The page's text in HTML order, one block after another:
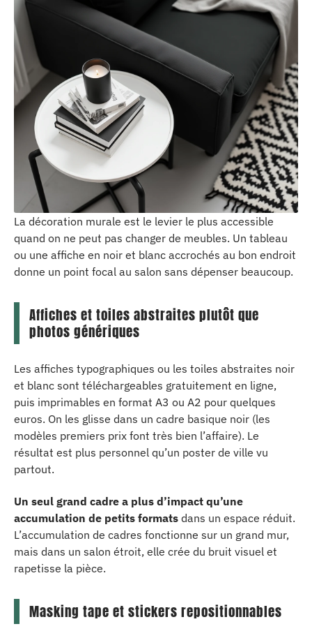
La décoration murale est le levier le plus accessible
quand on ne peut pas changer de meubles. Un tableau
ou une affiche en noir et blanc accrochés au bon endroit
donne un point focal au salon sans dépenser beaucoup.
Affiches et toiles abstraites plutôt que
photos génériques
Les affiches typographiques ou les toiles abstraites noir
et blanc sont téléchargeables gratuitement en ligne,
puis imprimables en format A3 ou A2 pour quelques
euros. On les glisse dans un cadre basique noir (les
modèles premiers prix font très bien l’affaire). Le
résultat est plus personnel qu’un poster de ville vu
partout.
Un seul grand cadre a plus d’impact qu’une
accumulation de petits formats dans un espace réduit.
L’accumulation de cadres fonctionne sur un grand mur,
mais dans un salon étroit, elle crée du bruit visuel et
rapetisse la pièce.
Masking tape et stickers repositionnables